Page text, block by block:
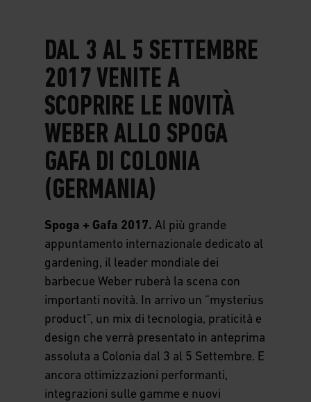
DAL 3 AL 5 SETTEMBRE
2017 VENITE A
SCOPRIRE LE NOVITÀ
WEBER ALLO SPOGA
GAFA DI COLONIA
(GERMANIA)
Spoga + Gafa 2017. Al più grande
appuntamento internazionale dedicato al
gardening, il leader mondiale dei
barbecue Weber ruberà la scena con
importanti novità. In arrivo un “mysterius
product”, un mix di tecnologia, praticità e
design che verrà presentato in anteprima
assoluta a Colonia dal 3 al 5 Settembre. E
ancora ottimizzazioni performanti,
integrazioni sulle gamme e nuovi